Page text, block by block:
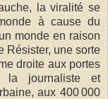
la viralité se
à cause du
monde en raison
Résister, une sorte
droite aux portes
journaliste et
aux 400 000